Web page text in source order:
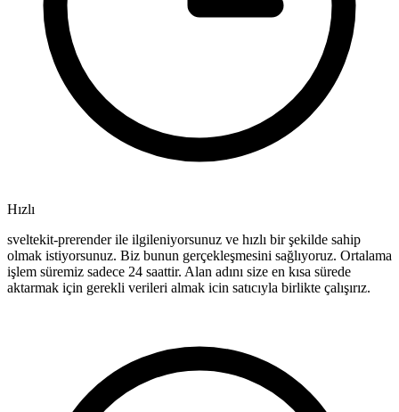
Hızlı
sveltekit-prerender ile ilgileniyorsunuz ve hızlı bir şekilde sahip
olmak istiyorsunuz. Biz bunun gerçekleşmesini sağlıyoruz. Ortalama
işlem süremiz sadece 24 saattir. Alan adını size en kısa sürede
aktarmak için gerekli verileri almak icin satıcıyla birlikte çalışırız.